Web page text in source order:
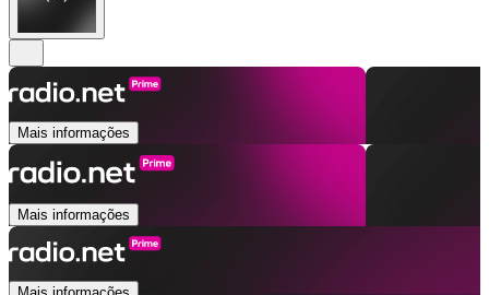
Mais informações
Mais informações